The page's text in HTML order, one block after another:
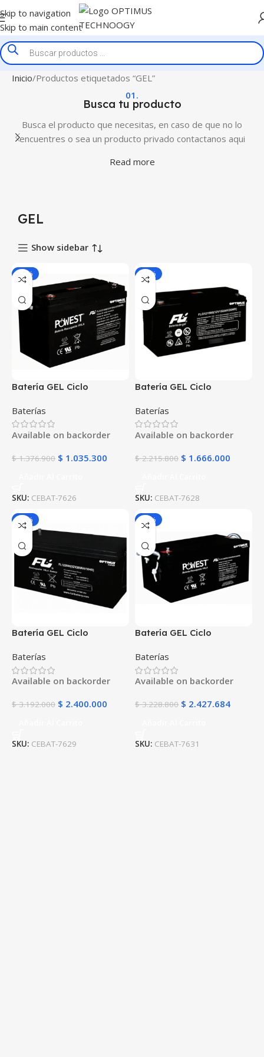
Skip to navigation
Skip to main content
Inicio Productos etiquetados “GEL”
01.
Busca tu producto
Busca el producto que necesitas, en caso de que no lo
encuentres o sea un producto privado contactanos aqui
Read more
GEL
Show sidebar
-25%
Batería GEL Ciclo
POWEST FLS121000DC |
Energía Solar | Deep Cycle
VRLA | Off-Grid
Baterías
Available on backorder
$1.376.900 $ 1.035.300
SKU: CEBAT-7626
-25%
Batería GEL Ciclo
POWEST FLS121500DC |
Energía Solar | Deep Cycle
VRLA | Off-Grid
Baterías
Available on backorder
$2.215.800 $ 1.666.000
SKU: CEBAT-7628
-25%
Batería GEL Ciclo
POWEST FLS122000DC |
Energía Solar | Deep Cycle
VRLA | Off-Grid
Baterías
Available on backorder
$3.192.000 $ 2.400.000
SKU: CEBAT-7629
-25%
Batería GEL Ciclo
POWEST FLS122500DC |
Energía Solar | Deep Cycle
VRLA | Off-Grid
Baterías
Available on backorder
$3.228.800 $ 2.427.684
SKU: CEBAT-7631